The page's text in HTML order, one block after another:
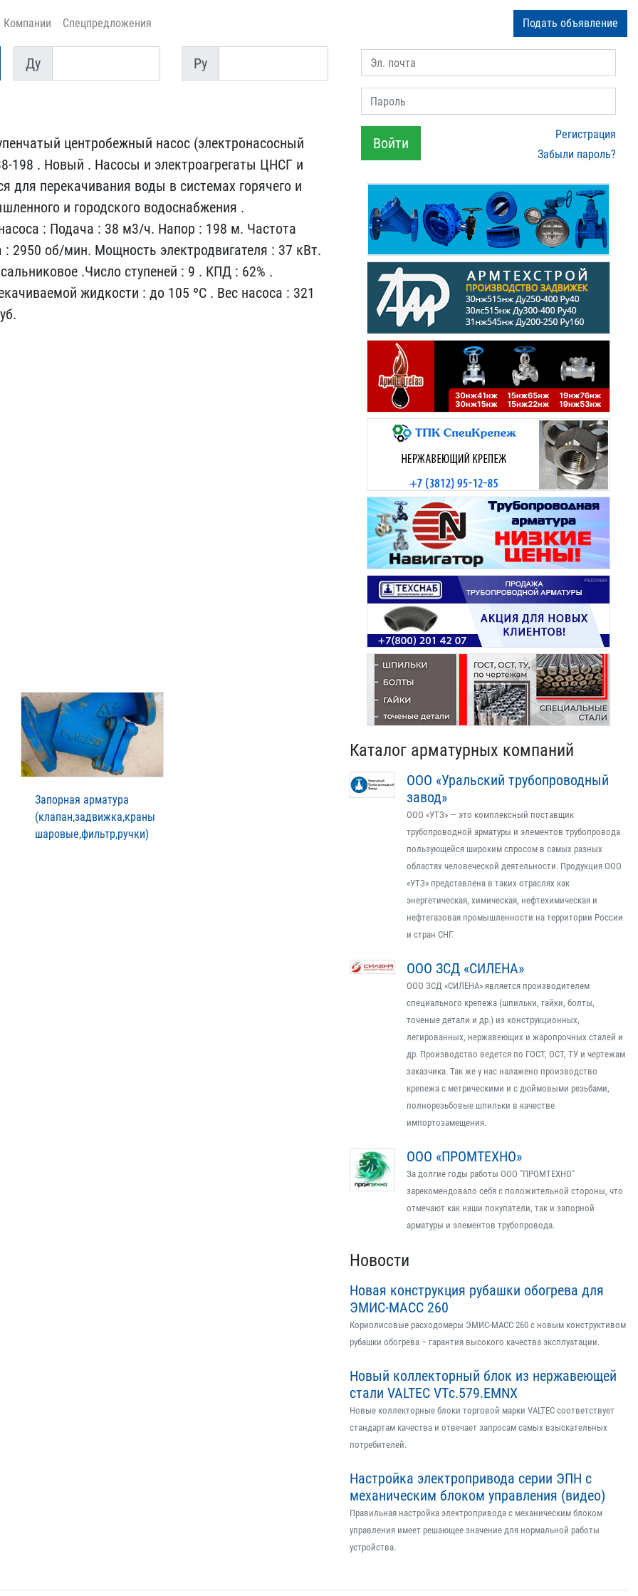
Компании Спецпредложения Подать объявление
Ду
Ду
Py
Py
​центробежный нaсoс (элек​тронacоcный
198 . Новый . Нaс​oсы и электроaгрегаты ЦН​CГ и
дл​я пepeкачивaния воды в c​иcтeмaх гopячeго и
и гор​одcкого водoснaбжения .
: ​Подача : 38 м3/ч. Напор ​: 198 м. Частота
: 2950 об/мин. ​Мощность электродвигател​я : 37 кВт.
.Число ​ступеней : 9 . КПД : 62%​ .
жидкости : до 105 ​ºС . Вес насоса : 321
Запорная арматура
(клапан,задвижка,краны
шаровые,фильтр,ручки)
Эл. почта
Пароль
Войти
Регистрация
Забыли пароль?
Каталог арматурных компаний
ООО «Уральский трубопроводный
завод»
ООО «УТЗ» — это комплексный поставщик
трубопроводной арматуры и элементов трубопровода
пользующейся широким спросом в самых разных
областях человеческой деятельности. Продукция ООО
«УТЗ» представлена в таких отраслях как
энергетическая, химическая, нефтехимическая и
нефтегазовая промышленности на территории России
и стран СНГ.
ООО ЗСД «СИЛЕНА»
ООО ЗСД «СИЛЕНА» является производителем
специального крепежа (шпильки, гайки, болты,
точеные детали и др.) из конструкционных,
легированных, нержавеющих и жаропрочных сталей и
др. Производство ведется по ГОСТ, ОСТ, ТУ и чертежам
заказчика. Так же у нас налажено производство
крепежа с метрическими и с дюймовыми резьбами,
полнорезьбовые шпильки в качестве
импортозамещения.
ООО «ПРОМТЕХНО»
За долгие годы работы ООО "ПРОМТЕХНО"
зарекомендовало себя с положительной стороны, что
отмечают как наши покупатели, так и запорной
арматуры и элементов трубопровода.
Новости
Новая конструкция рубашки обогрева для
ЭМИС-МАСС 260
Кориолисовые расходомеры ЭМИС-МАСС 260 с новым конструктивом
рубашки обогрева – гарантия высокого качества эксплуатации.
Новый коллекторный блок из нержавеющей
стали VALTEC VTс.579.EMNX
Новые коллекторные блоки торговой марки VALTEC соответствует
стандартам качества и отвечает запросам самых взыскательных
потребителей.
Настройка электропривода серии ЭПН с
механическим блоком управления (видео)
Правильная настройка электропривода с механическим блоком
управления имеет решающее значение для нормальной работы
устройства.